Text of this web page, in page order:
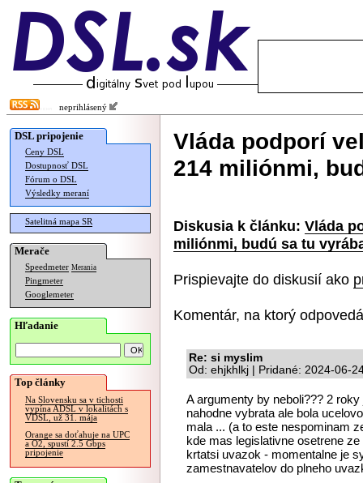
neprihlásený
DSL pripojenie
Ceny DSL
Dostupnosť DSL
Fórum o DSL
Výsledky meraní
Satelitná mapa SR
Merače
Speedmeter Merania
Pingmeter
Googlemeter
Hľadanie
Top články
Na Slovensku sa v tichosti
vypína ADSL v lokalitách s
VDSL, už 31. mája
Orange sa doťahuje na UPC
a O2, spustí 2.5 Gbps
pripojenie
Vláda podporí
214 miliónmi,
Diskusia k článku: Vláda
miliónmi, budú sa tu
Prispievajte do diskusií ako
Komentár, na ktorý
Re: si myslim
Od: ehjkhlkj | Pridané: 2024-06-
A argumenty by neboli??? 2
nahodne vybrata ale bola
mala ... (a to este nespominam
kde mas legislativne osetrene
krtatsi uvazok - momentalne je
zamestnavatelov do plneho